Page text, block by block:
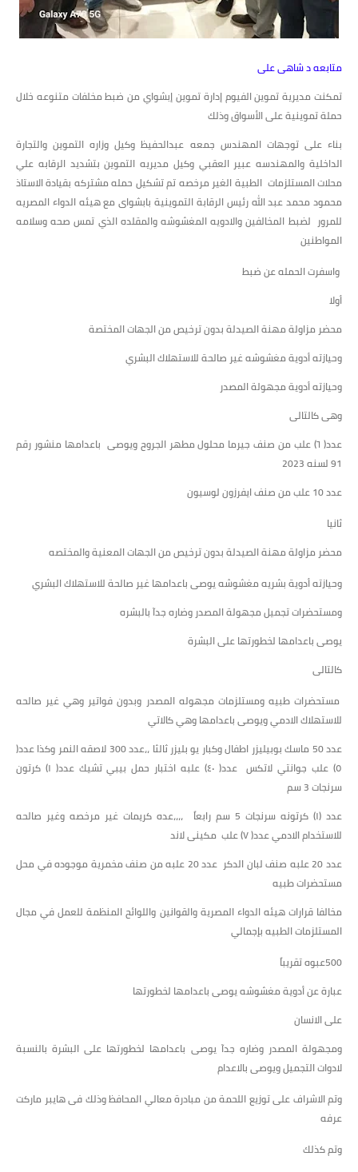
متابعه د شاهى على
تمكنت مديرية تموين الفيوم إدارة تموين إبشواي من ضبط مخلفات متنوعه خلال
حملة تموينية على الأسواق وذلك
بناء على توجهات المهندس جمعه عبدالحفيظ وكيل وزاره التموين والتجارة
الداخلية والمهندسه عبير العقبي وكيل مديريه التموين بتشديد الرقابه علي
محلات المستلزمات الطبية الغير مرخصه تم تشكيل حمله مشتركه بقيادة الاستاذ
محمود محمد عبد الله رئيس الرقابة التموينية بابشواى مع هيئه الدواء المصريه
للمرور لضبط المخالفين والادويه المغشوشه والمقلده الذي تمس صحه وسلامه
المواطنين
واسفرت الحمله عن ضبط
أولا
محضر مزاولة مهنة الصيدلة بدون ترخيص من الجهات المختصة
وحيازته أدوية مغشوشه غير صالحة للاستهلاك البشري
وحيازته أدوية مجهولة المصدر
وهى كالتالى
عدد( ٦) علب من صنف جيرما محلول مطهر الجروح ويوصى باعدامها منشور رقم
91 لسنه 2023
عدد 10 علب من صنف ايفرزون لوسيون
ثانيا
محضر مزاولة مهنة الصيدلة بدون ترخيص من الجهات المعنية والمختصه
وحيازته أدوية بشريه مغشوشه يوصى باعدامها غير صالحة للاستهلاك البشري
ومستحضرات تجميل مجهولة المصدر وضاره جدآ بالبشره
يوصى باعدامها لخطورتها على البشرة
كالتالى
مستحضرات طبيه ومستلزمات مجهوله المصدر وبدون فواتير وهي غير صالحه
للاستهلاك الادمي ويوصى باعدامها وهي كالاتي
عدد 50 ماسك بوبيليزر اطفال وكبار يو بليزر ثالثا ،،عدد 300 لاصقه النمر وكذا عدد(
٥) علب جوانتي لاتكس عدد( ٤٠) علبه اختبار حمل بيبي تشيك عدد( ١) كرتون
سرنجات 3 سم
عدد (١) كرتونه سرنجات 5 سم رابعاً ،،،،عده كريمات غير مرخصه وغير صالحه
للاستخدام الادمي عدد( ٧) علب مكينى لاند
عدد 20 علبه صنف لبان الدكر عدد 20 علبه من صنف مخمرية موجوده في محل
مستحضرات طبيه
مخالفا قرارات هيئه الدواء المصرية والقوانين واللوائح المنظمة للعمل في مجال
المستلزمات الطبيه بإجمالي
500عبوه تقريباً
عبارة عن أدوية مغشوشه يوصى باعدامها لخطورتها
على الانسان
ومجهولة المصدر وضاره جدآ يوصى باعدامها لخطورتها على البشرة بالنسبة
لادوات التجميل ويوصى بالاعدام
وتم الاشراف على توزيع اللحمة من مبادرة معالي المحافظ وذلك فى هايبر ماركت
عرفه
وتم كذلك